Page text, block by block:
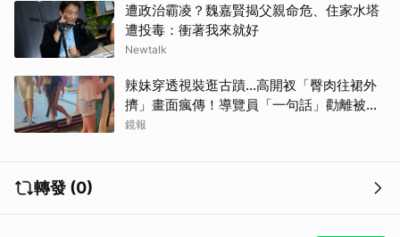
遭政治霸凌？魏嘉賢揭父親命危、住家水塔
遭投毒：衝著我來就好
Newtalk
辣妹穿透視裝逛古蹟…高開衩「臀肉往裙外
擠」畫面瘋傳！導覽員「一句話」勸離被狂
讚
鏡報
轉發 (0)
取消